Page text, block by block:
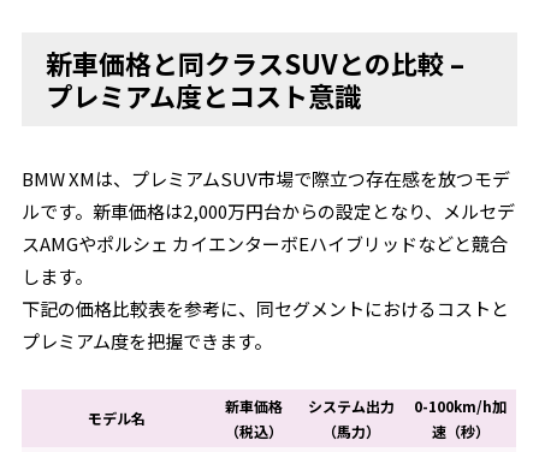
新車価格と同クラスSUVとの比較 –
プレミアム度とコスト意識
BMW XMは、プレミアムSUV市場で際立つ存在感を放つモデ
ルです。新車価格は2,000万円台からの設定となり、メルセデ
スAMGやポルシェ カイエンターボEハイブリッドなどと競合
します。
下記の価格比較表を参考に、同セグメントにおけるコストと
プレミアム度を把握できます。
モデル名
新車価格
（税込）
システム出力
（馬力）
0-100km/h加
速（秒）